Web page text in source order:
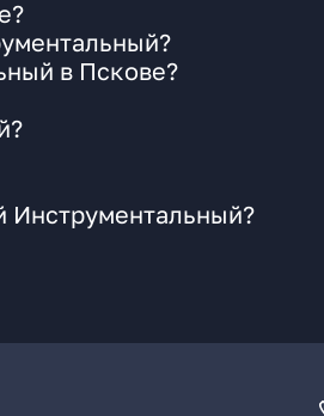
в Пскове?
Инструментальный?